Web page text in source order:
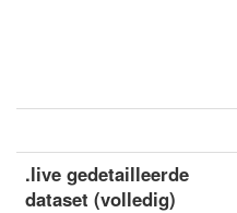
.live gedetailleerde
dataset (volledig)